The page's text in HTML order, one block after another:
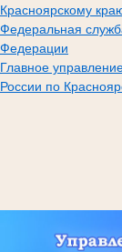
Красноярскому
Федеральная
Федерации
Главное
России по